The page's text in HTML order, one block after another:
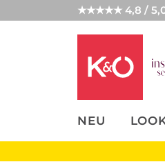
★★★★★ 4,8 / 5,0
NEU
UNSERE APP
CLICK &